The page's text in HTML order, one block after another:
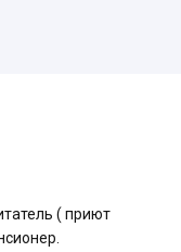
( приют